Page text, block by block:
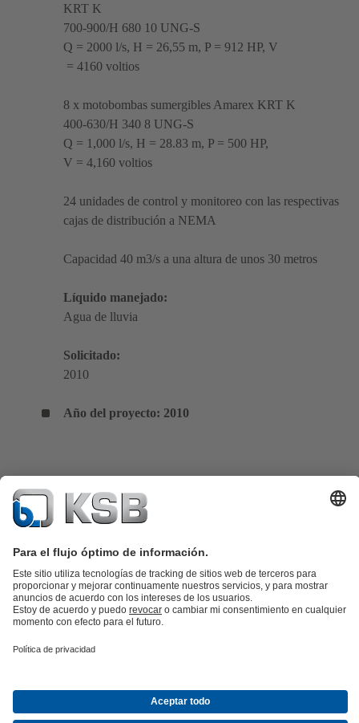
KRT K
700-900/H 680 10 UNG-S
Q = 2000 l/s, H = 26,55 m, P = 912 HP, V
= 4160 voltios
8 x motobombas sumergibles Amarex KRT K
400-630/H 340 8 UNG-S
Q = 1,000 l/s, H = 28.83 m, P = 500 HP,
V = 4,160 voltios
24 unidades de control y monitoreo con las respectivas
cajas de distribución a NEMA
Capacidad 40 m3/s a una altura de unos 30 metros
Líquido manejado:
Agua de lluvia
Solicitado:
2010
Año del proyecto: 2010
Catálogo de productosRepuestos KSB
valvesHerramientas
Acerca de KSBEventosPrensaOportunidades de empleo en
KSB